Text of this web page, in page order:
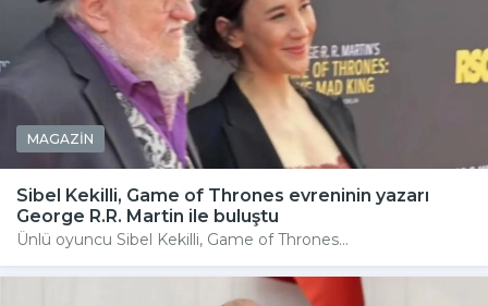
MAGAZİN
Sibel Kekilli, Game of Thrones evreninin yazarı
George R.R. Martin ile buluştu
Ünlü oyuncu Sibel Kekilli, Game of Thrones...